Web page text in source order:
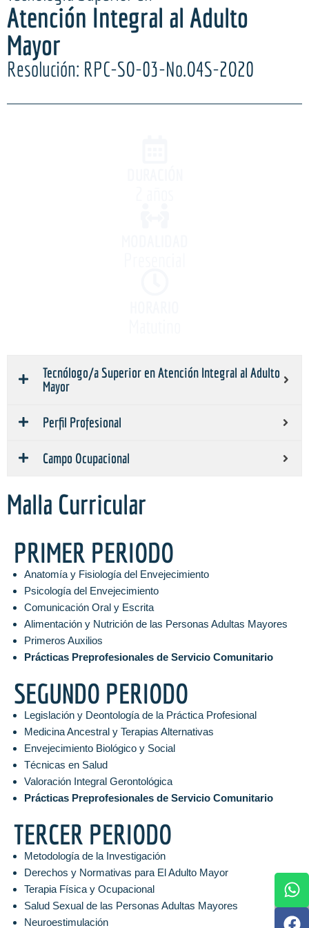
Atención Integral al Adulto
Mayor
Resolución: RPC-SO-03-No.O4S-2O20
Tecnólogo/a Superior en Atención Integral al Adulto
Mayor
Perfil Profesional
Campo Ocupacional
Malla Curricular
PRIMER PERIODO
Anatomía y Fisiología del Envejecimiento
Psicología del Envejecimiento
Comunicación Oral y Escrita
Alimentación y Nutrición de las Personas Adultas Mayores
Primeros Auxilios
Prácticas Preprofesionales de Servicio Comunitario
SEGUNDO PERIODO
Legislación y Deontología de la Práctica Profesional
Medicina Ancestral y Terapias Alternativas
Envejecimiento Biológico y Social
Técnicas en Salud
Valoración Integral Gerontológica
Prácticas Preprofesionales de Servicio Comunitario
TERCER PERIODO
Metodología de la Investigación
Derechos y Normativas para El Adulto Mayor
Terapia Física y Ocupacional
Salud Sexual de las Personas Adultas Mayores
Neuroestimulación